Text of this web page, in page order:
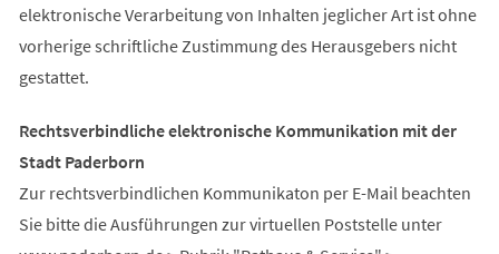
elektronische Verarbeitung von Inhalten jeglicher Art ist ohne
vorherige schriftliche Zustimmung des Herausgebers nicht
gestattet.
Rechtsverbindliche elektronische Kommunikation mit der
Stadt Paderborn
Zur rechtsverbindlichen Kommunikaton per E-Mail beachten
Sie bitte die Ausführungen zur virtuellen Poststelle unter